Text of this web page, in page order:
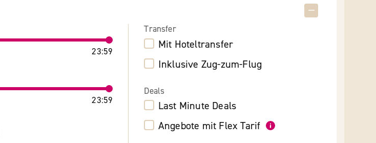
23:59
23:59
Transfer
Mit Hoteltransfer
Inklusive Zug-zum-Flug
Deals
Last Minute Deals
Angebote mit Flex Tarif